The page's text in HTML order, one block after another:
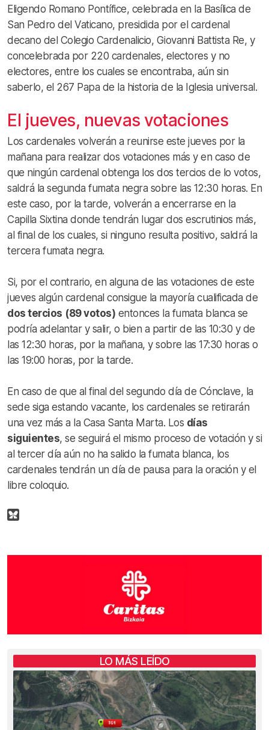
Eligendo Romano Pontífice, celebrada en la Basílica de
San Pedro del Vaticano, presidida por el cardenal
decano del Colegio Cardenalicio, Giovanni Battista Re, y
concelebrada por 220 cardenales, electores y no
electores, entre los cuales se encontraba, aún sin
saberlo, el 267 Papa de la historia de la Iglesia universal.
El jueves, nuevas votaciones
Los cardenales volverán a reunirse este jueves por la
mañana para realizar dos votaciones más y en caso de
que ningún cardenal obtenga los dos tercios de lo votos,
saldrá la segunda fumata negra sobre las 12:30 horas. En
este caso, por la tarde, volverán a encerrarse en la
Capilla Sixtina donde tendrán lugar dos escrutinios más,
al final de los cuales, si ninguno resulta positivo, saldrá la
tercera fumata negra.
Si, por el contrario, en alguna de las votaciones de este
jueves algún cardenal consigue la mayoría cualificada de
dos tercios (89 votos) entonces la fumata blanca se
podría adelantar y salir, o bien a partir de las 10:30 y de
las 12:30 horas, por la mañana, y sobre las 17:30 horas o
las 19:00 horas, por la tarde.
En caso de que al final del segundo día de Cónclave, la
sede siga estando vacante, los cardenales se retirarán
una vez más a la Casa Santa Marta. Los días
siguientes, se seguirá el mismo proceso de votación y si
al tercer día aún no ha salido la fumata blanca, los
cardenales tendrán un día de pausa para la oración y el
libre coloquio.
LO MÁS LEÍDO